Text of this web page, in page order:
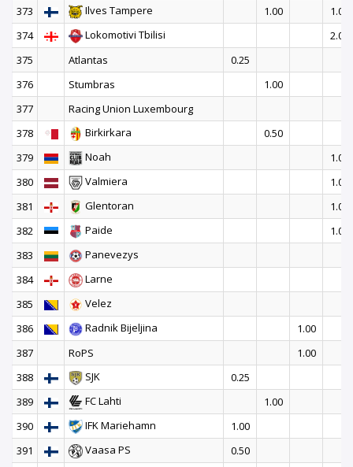
373
Ilves Tampere 1.00
1.00
374
Lokomotivi Tbilisi
2.00
375
Atlantas
0.25
376
Stumbras
1.00
377
Racing Union Luxembourg
378
Birkirkara
0.50
379
Noah
1.00
380
Valmiera
1.00
381
Glentoran
1.00
382
Paide
1.00
383
Panevezys
384
Larne
385
Velez
386
Radnik Bijeljina
1.00
387
RoPS
1.00
388
SJK
0.25
389
FC Lahti
1.00
390
IFK Mariehamn
1.00
391
Vaasa PS
0.50